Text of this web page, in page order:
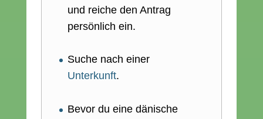
und reiche den Antrag
persönlich ein.
Suche nach einer
Unterkunft.
Bevor du eine dänische